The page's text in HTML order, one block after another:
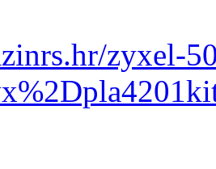
zyxel-